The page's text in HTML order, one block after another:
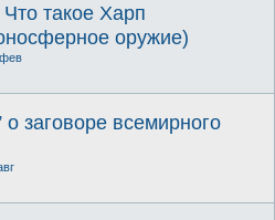
такое Харп
оружие)
заговоре всемирного